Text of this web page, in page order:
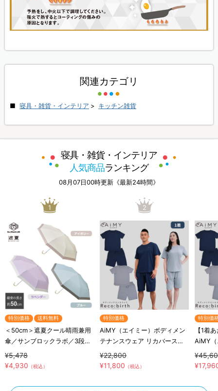
関連カテゴリ
寝具・雑貨・インテリア > キッチン雑貨
寝具・雑貨・インテリア
人気商品ランキング
08月07日00時更新《最新24時間》
1
特別価格 送料無料
＜50cm＞遮夏クール晴雨兼用
傘／サンブロックラボ／3段コ
ンパクト
¥5,478
¥4,930 （税込）
2
特別価格
AiMY（エイミー）ボディメン
テナンスウェア リカバース／
半袖半ズボン／上下セット／リ
カバリーウェア
¥22,800
¥11,800 （税込）
特別価
【1着
AiMY
テナン
半袖半